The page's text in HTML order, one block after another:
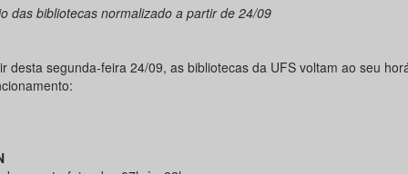
das bibliotecas normalizado a partir de 24/09
desta segunda-feira 24/09, as bibliotecas da UFS voltam ao seu